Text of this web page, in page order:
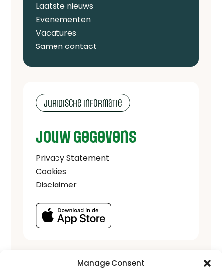
Manage Consent
Laatste nieuws
Evenementen
Vacatures
Samen contact
Juridische informatie
Jouw gegevens
Privacy Statement
Cookies
Disclaimer